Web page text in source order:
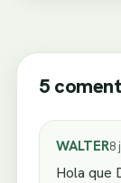
5
WALTER8
Hola que